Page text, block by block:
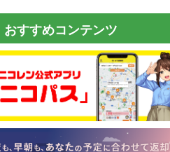
おすすめコンテンツ